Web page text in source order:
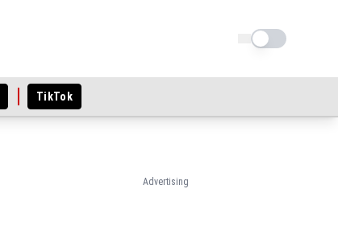
Schimba tema
TikTok
Advertising